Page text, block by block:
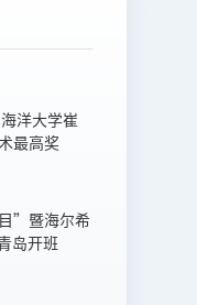
第二号）
洋大学崔
最高奖
”暨海尔希
岛开班